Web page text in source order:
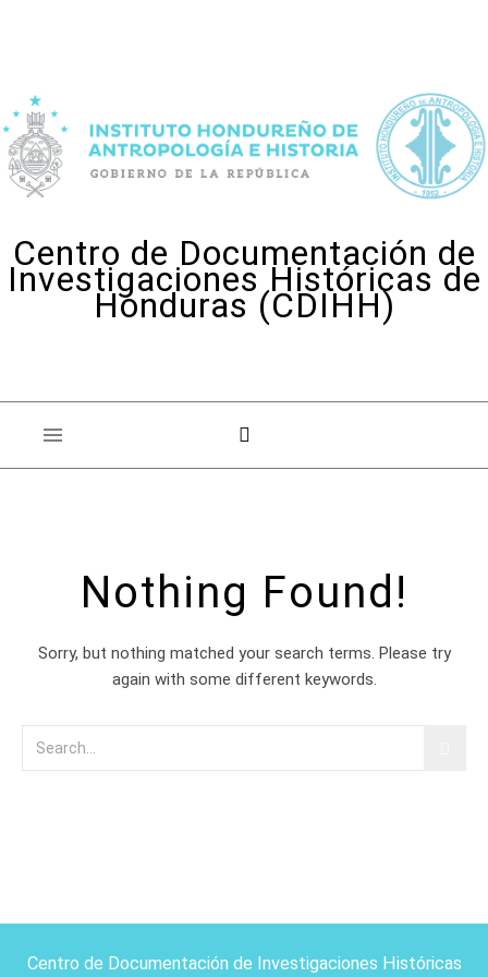
Centro de Documentación de
Investigaciones Históricas de
Honduras (CDIHH)
Nothing Found!
Sorry, but nothing matched your search terms. Please try
again with some different keywords.
Centro de Documentación de Investigaciones Históricas